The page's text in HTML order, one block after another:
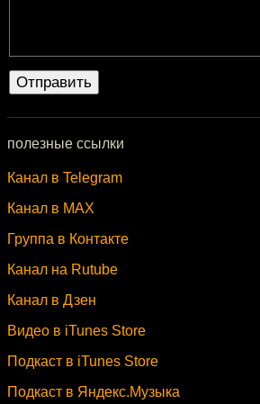
полезные ссылки
Канал в Telegram
Канал в MAX
Группа в Контакте
Канал на Rutube
Канал в Дзен
Видео в iTunes Store
Подкаст в iTunes Store
Подкаст в Яндекс.Музыка